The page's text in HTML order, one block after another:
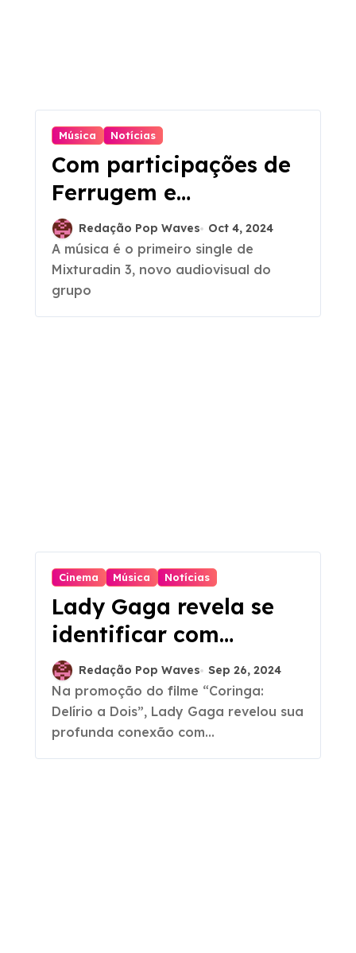
Música Notícias
Com participações de
Ferrugem e
Mumuzinho, Turma do
Pagode
lança “Duvido”
Redação Pop Waves Oct 4, 2024
A música é o primeiro single de
Mixturadin 3, novo audiovisual do
grupo
Cinema Música Notícias
Lady Gaga revela se
identificar com
Arlequina:
‘Personalidade
alternativa’
Redação Pop Waves Sep 26, 2024
Na promoção do filme “Coringa:
Delírio a Dois”, Lady Gaga revelou sua
profunda conexão com...